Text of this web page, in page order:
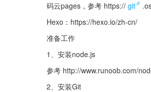
码云pages，参考 https:// git
Hexo：https://hexo.io/zh-cn/
准备工作
1、安装node.js
参考 http://www.runoob.com/
2、安装Git